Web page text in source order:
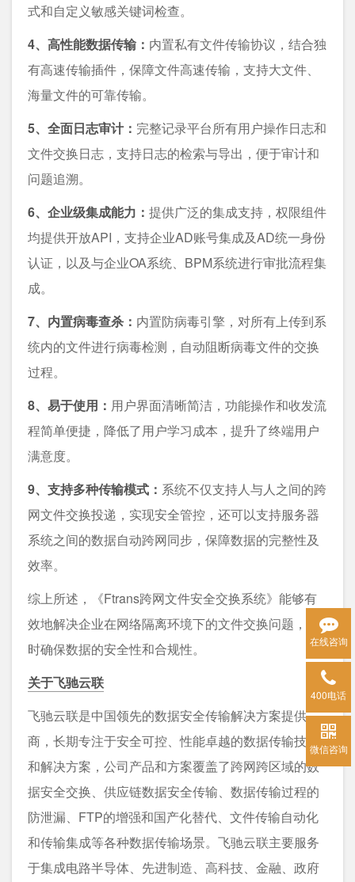
式和自定义敏感关键词检查。
4、高性能数据传输： 内置私有文件传输协议，结合独
有高速传输插件，保障文件高速传输，支持大文件、
海量文件的可靠传输。
5、全面日志审计： 完整记录平台所有用户操作日志和
文件交换日志，支持日志的检索与导出，便于审计和
问题追溯。
6、企业级集成能力： 提供广泛的集成支持，权限组件
均提供开放API，支持企业AD账号集成及AD统一身份
认证，以及与企业OA系统、BPM系统进行审批流程集
成。
7、内置病毒查杀： 内置防病毒引擎，对所有上传到系
统内的文件进行病毒检测，自动阻断病毒文件的交换
过程。
8、易于使用： 用户界面清晰简洁，功能操作和收发流
程简单便捷，降低了用户学习成本，提升了终端用户
满意度。
9、支持多种传输模式： 系统不仅支持人与人之间的跨
网文件交换投递，实现安全管控，还可以支持服务器
系统之间的数据自动跨网同步，保障数据的完整性及
效率。
综上所述，《Ftrans跨网文件安全交换系统》能够有
效地解决企业在网络隔离环境下的文件交换问题，同
时确保数据的安全性和合规性。
关于飞驰云联
飞驰云联是中国领先的数据安全传输解决方案提供
商，长期专注于安全可控、性能卓越的数据传输技术
和解决方案，公司产品和方案覆盖了跨网跨区域的数
据安全交换、供应链数据安全传输、数据传输过程的
防泄漏、FTP的增强和国产化替代、文件传输自动化
和传输集成等各种数据传输场景。飞驰云联主要服务
于集成电路半导体、先进制造、高科技、金融、政府
在线咨询
400电话
微信咨询